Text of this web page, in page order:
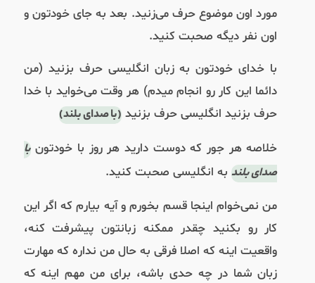
مورد اون موضوع حرف می‌زنید. بعد به جای خودتون و
اون نفر دیگه صحبت کنید.
با خدای خودتون به زبان انگلیسی حرف بزنید (من
دائما این کار رو انجام میدم) هر وقت می‌خواید با خدا
حرف بزنید انگلیسی حرف بزنید (با صدای بلند)
خلاصه هر جور که دوست دارید هر روز با خودتونبا
صدای بلندبه انگلیسی صحبت کنید.
من نمی‌خوام اینجا قسم بخورم و آیه بیارم که اگر این
کار رو بکنید چقدر ممکنه زبانتون پیشرفت کنه،
واقعیت اینه که اصلا فرقی به حال من نداره که مهارت
زبان شما در چه حدی باشه، برای من مهم اینه که